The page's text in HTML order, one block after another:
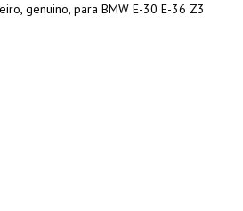
genuino, para BMW E-30 E-36 Z3